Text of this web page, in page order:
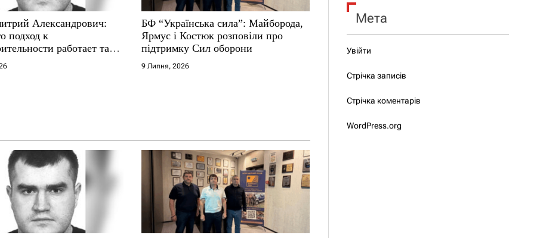
Александрович:
подход к
работает там,
не выдерживают
БФ “Українська сила”: Майборода,
Ярмус і Костюк розповіли про
підтримку Сил оборони
9 Липня, 2026
Мета
Увійти
Стрічка записів
Стрічка коментарів
WordPress.org